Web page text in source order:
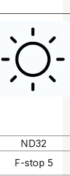
ND32
F-stop 5